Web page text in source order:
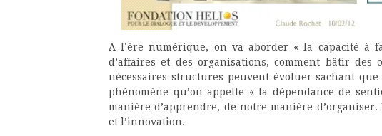
A l’ère numérique, on va aborder « la capacité à
d’affaires et des organisations, comment bâtir des
nécessaires structures peuvent évoluer sachant
phénomène qu’on appelle « la dépendance de
manière d’apprendre, de notre manière
et l’innovation.